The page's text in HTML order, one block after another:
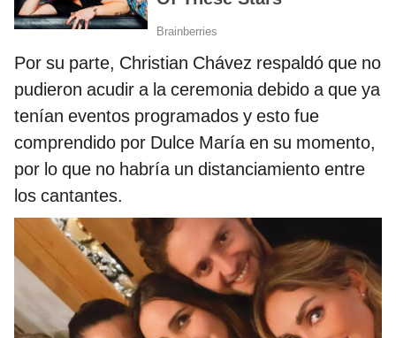
Por su parte, Christian Chávez respaldó que no
pudieron acudir a la ceremonia debido a que ya
tenían eventos programados y esto fue
comprendido por Dulce María en su momento,
por lo que no habría un distanciamiento entre
los cantantes.